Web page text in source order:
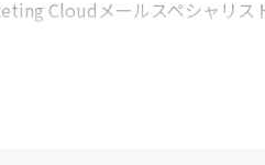
Cloudメールスペシャリス